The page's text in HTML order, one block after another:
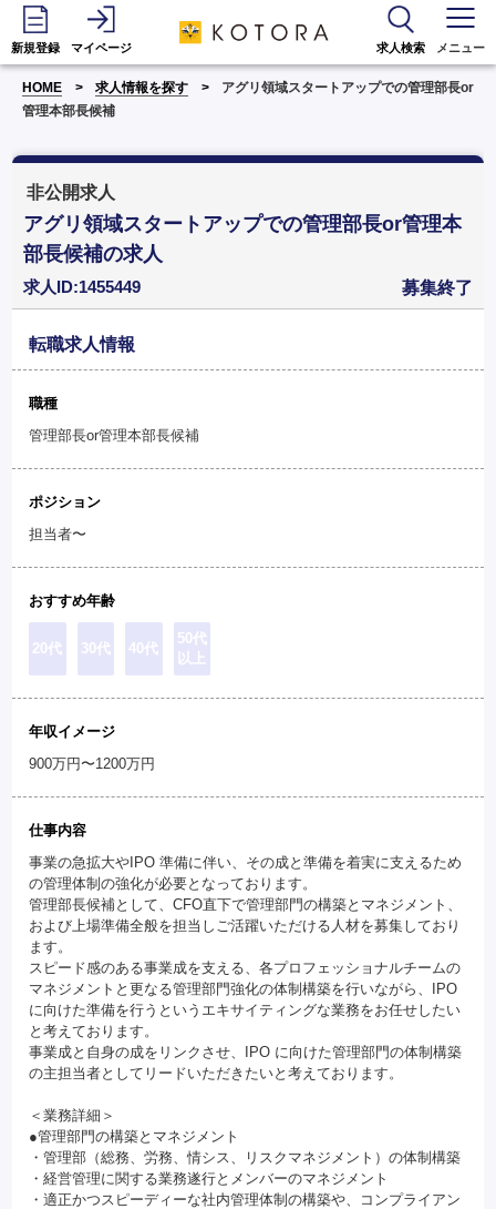
新規登録 マイページ 求人検索 メニュー
HOME 求人情報を探す
アグリ領域スタートアップでの管理部長or
管理本部長候補
非公開求人
アグリ領域スタートアップでの管理部長or管理本
部長候補の求人
求人ID:1455449 募集終了
転職求人情報
職種
管理部長or管理本部長候補
ポジション
担当者〜
おすすめ年齢
20代 30代 40代
50代
以上
年収イメージ
900万円〜1200万円
仕事内容
事業の急拡大やIPO 準備に伴い、その成と準備を着実に支えるため
の管理体制の強化が必要となっております。
管理部長候補として、CFO直下で管理部門の構築とマネジメント、
および上場準備全般を担当しご活躍いただける人材を募集しており
ます。
スピード感のある事業成を支える、各プロフェッショナルチームの
マネジメントと更なる管理部門強化の体制構築を行いながら、IPO
に向けた準備を行うというエキサイティングな業務をお任せしたい
と考えております。
事業成と自身の成をリンクさせ、IPO に向けた管理部門の体制構築
の主担当者としてリードいただきたいと考えております。
＜業務詳細＞
●管理部門の構築とマネジメント
・管理部（総務、労務、情シス、リスクマネジメント）の体制構築
・経営管理に関する業務遂行とメンバーのマネジメント
・適正かつスピーディーな社内管理体制の構築や、コンプライアン